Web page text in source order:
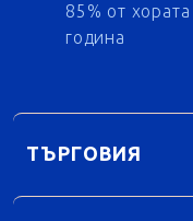
85% от
година
ТЪРГОВИЯ